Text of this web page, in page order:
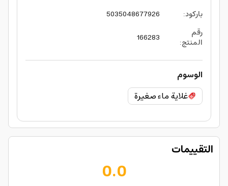
باركود:
5035048677926
رقم
المنتج:
166283
الوسوم
غلاية ماء صغيرة
التقييمات
0.0